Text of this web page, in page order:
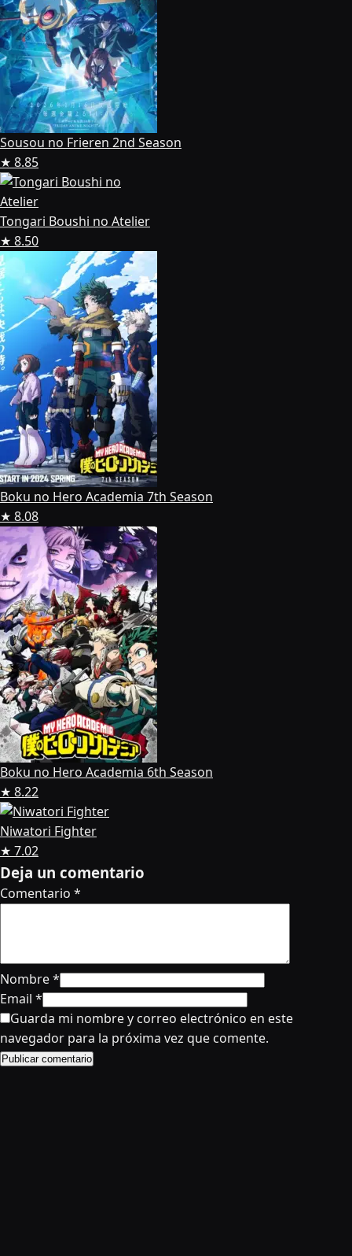
Sousou no Frieren 2nd Season
★ 8.85
Tongari Boushi no Atelier
★ 8.50
Boku no Hero Academia 7th Season
★ 8.08
Boku no Hero Academia 6th Season
★ 8.22
Niwatori Fighter
★ 7.02
Deja un comentario
Comentario *
Nombre*
Email *
Guarda mi nombre y correo electrónico en este
navegador para la próxima vez que comente.
Publicar comentario